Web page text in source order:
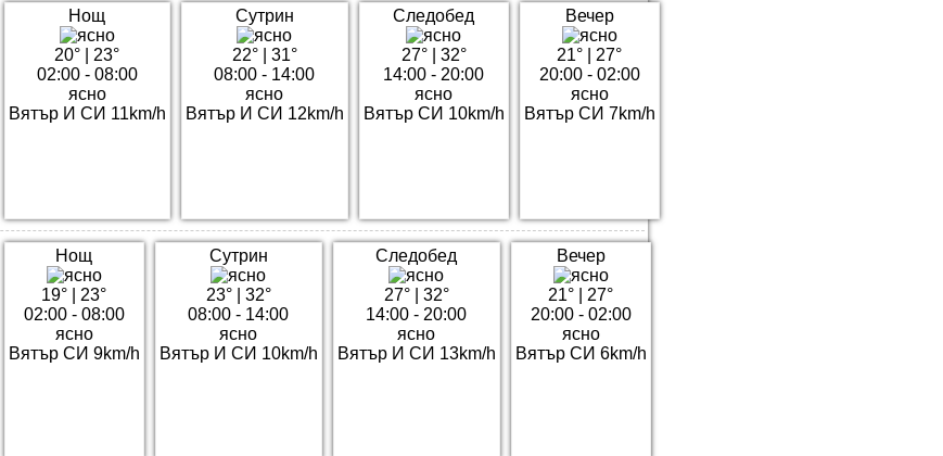
Нощ
20°
23°
02:00 - 08:00
ясно
Вятър И СИ 11km/h
Сутрин
22°| 31°
08:00 - 14:00
ясно
Вятър И СИ 12km/h
Следобед
27°| 32°
14:00 - 20:00
ясно
Вятър СИ 10km/h
Вечер
21°
27°
20:00 - 02:00
ясно
Вятър СИ 7km/h
Нощ
19°
23°
02:00 - 08:00
ясно
Вятър СИ 9km/h
Сутрин
23°| 32°
08:00 - 14:00
ясно
Вятър И СИ 10km/h
Следобед
27°| 32°
14:00 - 20:00
ясно
Вятър И СИ 13km/h
Вечер
21°
27°
20:00 - 02:00
ясно
Вятър СИ 6km/h